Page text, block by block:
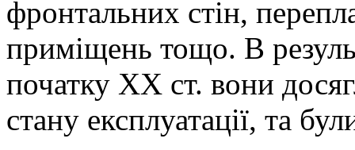
фронтальних стін,
приміщень тощо. В
початку ХХ ст. вони
стану експлуатації, та